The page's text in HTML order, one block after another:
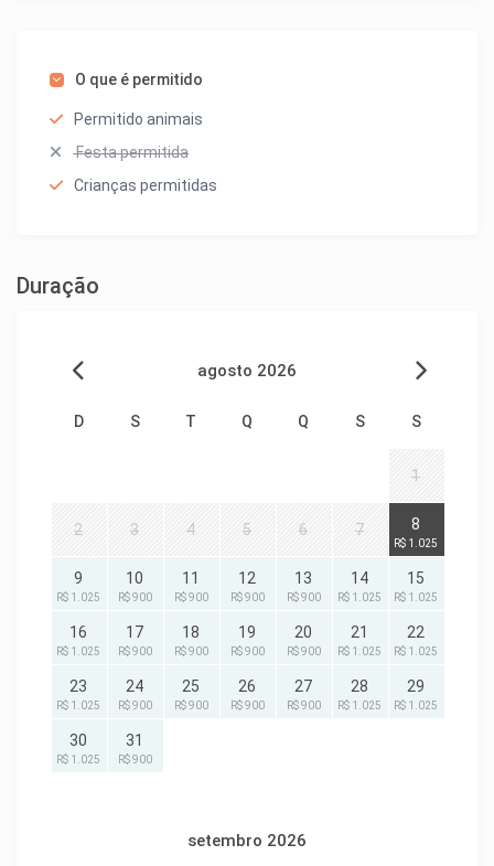
O que é permitido
Permitido animais
Festa permitida
Crianças permitidas
Duração
agosto 2026
D S T Q Q S S
1
2 3 4 5 6 7 8
R$ 1.025
9
R$ 1.025
10
R$ 900
11
R$ 900
12
R$ 900
13
R$ 900
14
R$ 1.025
15
R$ 1.025
16
R$ 1.025
17
R$ 900
18
R$ 900
19
R$ 900
20
R$ 900
21
R$ 1.025
22
R$ 1.025
23
R$ 1.025
24
R$ 900
25
R$ 900
26
R$ 900
27
R$ 900
28
R$ 1.025
29
R$ 1.025
30
R$ 1.025
31
R$ 900
setembro 2026